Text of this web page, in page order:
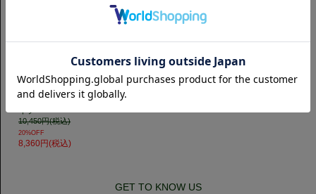
【LEGGIUNO】Horizontal 120番
手双糸 ブロード｜ロンドンストラ
イプ
10,450円(税込)
20%OFF
8,360円(税込)
GET TO KNOW US